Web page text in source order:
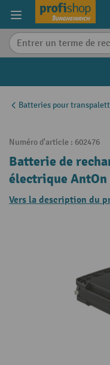
content
Batteries pour
Numéro d'article : 602476
Batterie de
électrique AntOn
Vers la description du